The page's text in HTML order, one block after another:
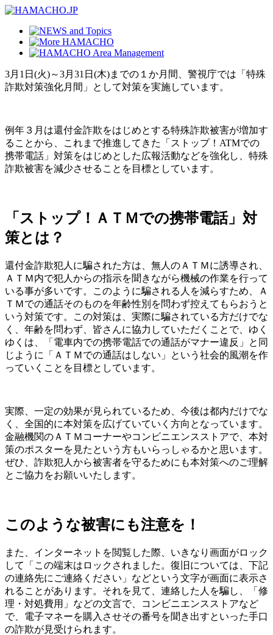
3月1日(火)～3月31日(木)までの１か月間、警視庁では「特殊
詐欺対策強化月間」として対策を実施しています。
例年３月は還付金詐欺をはじめとする特殊詐欺被害が増加す
ることから、これまで推進してきた「ストップ！ATMでの
携帯電話」対策をはじめとした広報活動などを強化し、特殊
詐欺被害を減少させることを目標としています。
「ストップ！ＡＴＭでの携帯電話」対
策とは？
還付金詐欺犯人に騙された方は、無人のＡＴＭに誘導され、
ＡＴＭ内で犯人からの指示を聞きながら機械の作業を行って
いる事が多いです。このように騙される人を減らすため、Ａ
ＴＭでの通話そのものを年齢性別を問わず控えてもらおうと
いう対策です。この対策は、実際に騙されている方だけでな
く、年齢を問わず、皆さんに協力していただくことで、ゆく
ゆくは、「電車内での携帯電話での通話がマナー違反」と同
じように「ＡＴＭでの通話はしない」という社会的風潮を作
っていくことを目標としています。
実際、一定の効果が見られているため、今後は都内だけでな
く、全国的に本対策を広げていていく方向となっています。
金融機関のＡＴＭコーナーやコンビニエンスストアで、本対
策のポスターを見たという方もいらっしゃるかと思います。
ぜひ、詐欺犯人から被害者を守るためにも本対策へのご理解
とご協力をお願いいたします。
このような被害にも注意を！
また、インターネットを閲覧した際、いきなり画面がロック
して「この端末はロックされました。復旧については、下記
の連絡先にご連絡ください」などという文字が画面に表示さ
れることがあります。それを見て、連絡した人を騙し、「修
理・対処費用」などの文言で、コンビニエンスストアなど
で、電子マネーを購入させその番号を聞き出すといった手口
の詐欺が見受けられます。